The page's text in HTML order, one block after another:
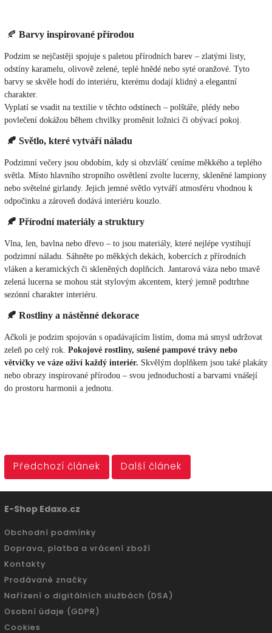
🍂 Barvy inspirované přírodou
Podzim se nejčastěji spojuje s paletou přírodních barev – zlatými listy,
odstíny karamelu, olivově zelené, teplé hnědé nebo syté oranžové. Tyto
barvy se skvěle hodí do interiéru, kterému dodají klidný a elegantní
charakter.
Vyplatí se vsadit na textilie v těchto odstínech – polštáře, plédy nebo
povlečení dokážou během chvilky proměnit ložnici či obývací pokoj.
🍂 Světlo, které vytváří náladu
Podzimní večery jsou obdobím, kdy si obzvlášť ceníme měkkého a teplého
světla. Místo hlavního stropního osvětlení zvolte lucerny, skleněné lampiony
nebo světelné girlandy. Jejich jemné světlo vytváří atmosféru vhodnou k
odpočinku a zároveň dodává interiéru kouzlo.
🍂 Přírodní materiály a struktury
Vlna, len, bavlna nebo dřevo – to jsou materiály, které nejlépe vystihují
podzimní náladu. Sáhněte po měkkých dekách, kobercích z přírodních
vláken a keramických či skleněných doplňcích. Jantarová váza nebo tmavě
zelená lucerna se mohou stát stylovým akcentem, který jemně podtrhne
sezónní charakter interiéru.
🍂 Rostliny a nástěnné dekorace
Ačkoli je podzim spojován s opadávajícím listím, doma má smysl udržovat
zeleň po celý rok. Pokojové rostliny, sušené pampové trávy nebo
větvičky ve váze oživí každý interiér. Skvělým doplňkem jsou také plakáty
nebo obrazy inspirované přírodou – svou jednoduchostí a barvami vnášejí
do prostoru harmonii a jednotu.
Předchozí článek Další článek
E-Shop Edaxo.cz
Obchodní podmínky
Doprava, platba a vrácení zboží
Kontakty
Prodávané značky
Nařízení o digitálních službách (DSA)
Osobní údaje (GDPR)
Cookies